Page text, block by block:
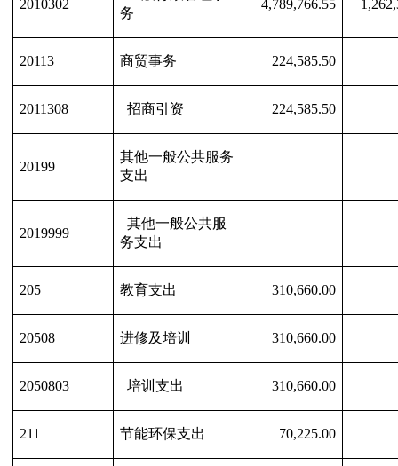
2010302
务
4,789,766.55
20113 商贸事务 224,585.50
2011308 招商引资 224,585.50
20199
其他一般公共服务
支出
2019999
其他一般公共服
务支出
205 教育支出 310,660.00
20508 进修及培训 310,660.00
2050803 培训支出 310,660.00
211 节能环保支出 70,225.00